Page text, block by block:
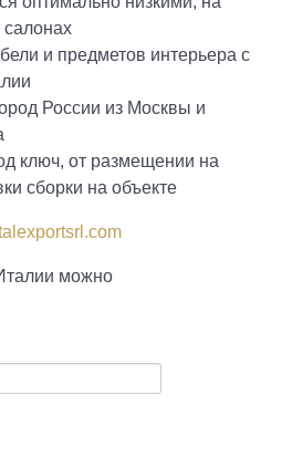
и предметов интерьера с
России из Москвы и
ключ, от размещении на
сборки на объекте
можно